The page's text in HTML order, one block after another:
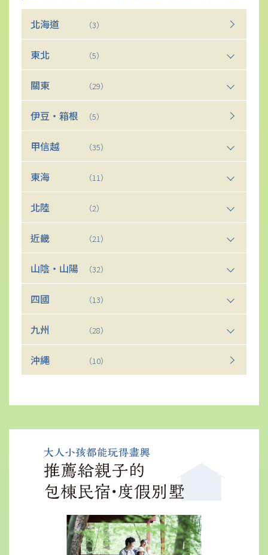
北海道 （3）
東北 （5）
關東 （29）
伊豆・箱根 （5）
甲信越 （35）
東海 （11）
北陸 （2）
近畿 （21）
山陰・山陽 （32）
四國 （13）
九州 （28）
沖繩 （10）